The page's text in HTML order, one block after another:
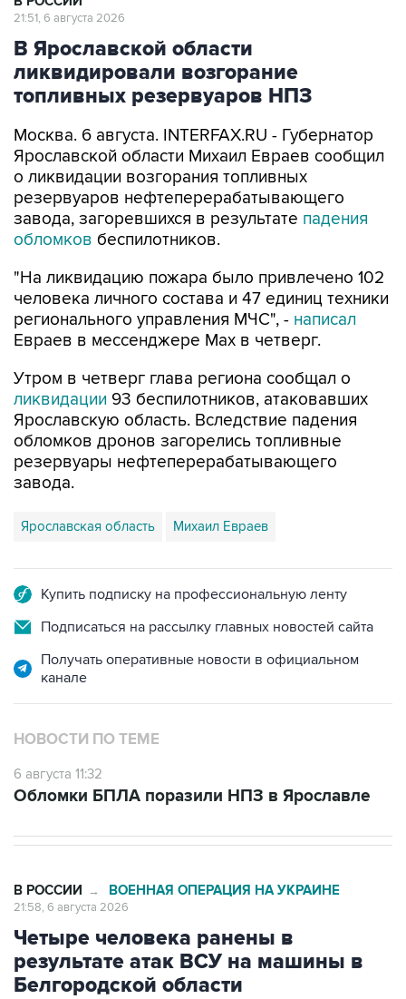
21:51, 6 августа 2026
В Ярославской области
ликвидировали возгорание
топливных резервуаров НПЗ
Москва. 6 августа. INTERFAX.RU - Губернатор
Ярославской области Михаил Евраев сообщил
о ликвидации возгорания топливных
резервуаров нефтеперерабатывающего
завода, загоревшихся в результате падения
обломков беспилотников.
"На ликвидацию пожара было привлечено 102
человека личного состава и 47 единиц техники
регионального управления МЧС", - написал
Евраев в мессенджере Мах в четверг.
Утром в четверг глава региона сообщал о
ликвидации 93 беспилотников, атаковавших
Ярославскую область. Вследствие падения
обломков дронов загорелись топливные
резервуары нефтеперерабатывающего
завода.
Ярославская область Михаил Евраев
Купить подписку на профессиональную ленту
Подписаться на рассылку главных новостей сайта
Получать оперативные новости в официальном
канале
НОВОСТИ ПО ТЕМЕ
6 августа 11:32
Обломки БПЛА поразили НПЗ в Ярославле
В РОССИИ → ВОЕННАЯ ОПЕРАЦИЯ НА УКРАИНЕ
21:58, 6 августа 2026
Четыре человека ранены в
результате атак ВСУ на машины в
Белгородской области